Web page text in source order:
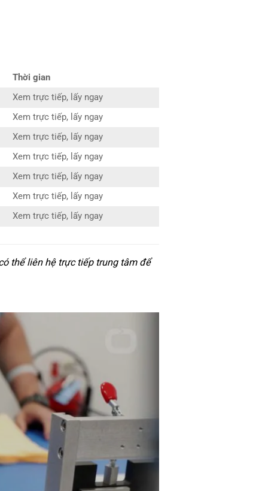
Thời gian
Xem trực tiếp, lấy ngay
Xem trực tiếp, lấy ngay
Xem trực tiếp, lấy ngay
Xem trực tiếp, lấy ngay
Xem trực tiếp, lấy ngay
Xem trực tiếp, lấy ngay
Xem trực tiếp, lấy ngay
thể liên hệ trực tiếp trung tâm để